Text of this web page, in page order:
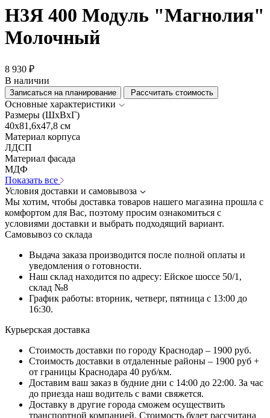
Н3Я 400 Модуль "Магнолия"
Молочный
8 930 ₽
В наличии
Записаться на планирование Рассчитать стоимость
Основные характеристики
Размеры (ШхВхГ)
40x81,6x47,8 см
Материал корпуса
ЛДСП
Материал фасада
МДФ
Показать все
Условия доставки и самовывоза
Мы хотим, чтобы доставка товаров нашего магазина прошла с
комфортом для Вас, поэтому просим ознакомиться с
условиями доставки и выбрать подходящий вариант.
Самовывоз со склада
Выдача заказа производится после полной оплаты и
уведомления о готовности.
Наш склад находится по адресу: Ейское шоссе 50/1,
склад №8
График работы: вторник, четверг, пятница с 13:00 до
16:30.
Курьерская доставка
Стоимость доставки по городу Краснодар – 1900 руб.
Стоимость доставки в отдаленные районы – 1900 руб +
от границы Краснодара 40 руб/км.
Доставим ваш заказ в будние дни с 14:00 до 22:00. За час
до приезда наш водитель с вами свяжется.
Доставку в другие города сможем осуществить
транспортной компанией. Стоимость будет рассчитана